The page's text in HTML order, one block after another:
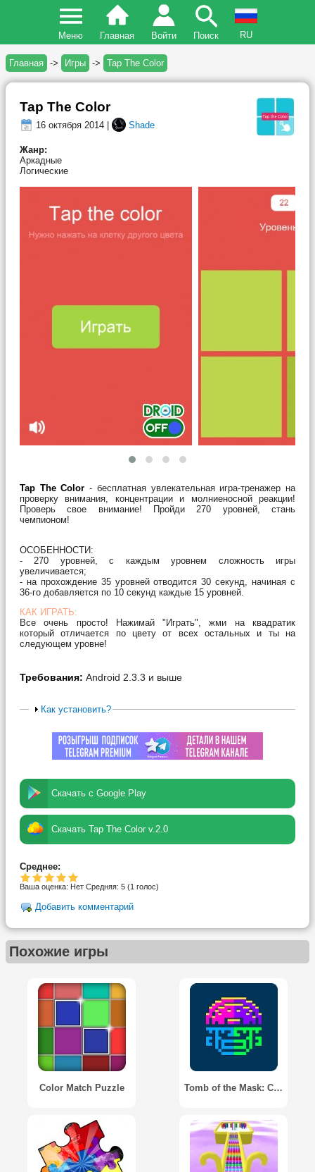
Меню Главная Войти Поиск RU
Главная -> Игры -> Tap The Color
Tap The Color
16 октября 2014 | Shade
Жанр:
Аркадные
Логические
Tap The Color - бесплатная увлекательная игра-тренажер на
проверку внимания, концентрации и молниеносной реакции!
Проверь свое внимание! Пройди 270 уровней, стань
чемпионом!
ОСОБЕННОСТИ:
- 270 уровней, с каждым уровнем сложность игры
увеличивается;
- на прохождение 35 уровней отводится 30 секунд, начиная с
36-го добавляется по 10 секунд каждые 15 уровней.
КАК ИГРАТЬ:
Все очень просто! Нажимай "Играть", жми на квадратик
который отличается по цвету от всех остальных и ты на
следующем уровне!
Требования: Android 2.3.3 и выше
Как установить?
Скачать с Google Play
Скачать Tap The Color v.2.0
Среднее:
Ваша оценка: Нет Средняя: 5 (1 голос)
Добавить комментарий
Похожие игры
Color Match Puzzle Tomb of the Mask: Color